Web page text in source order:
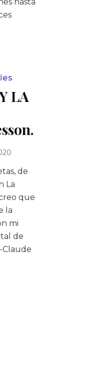
LA
de
La
que
la
mi
de
Claude